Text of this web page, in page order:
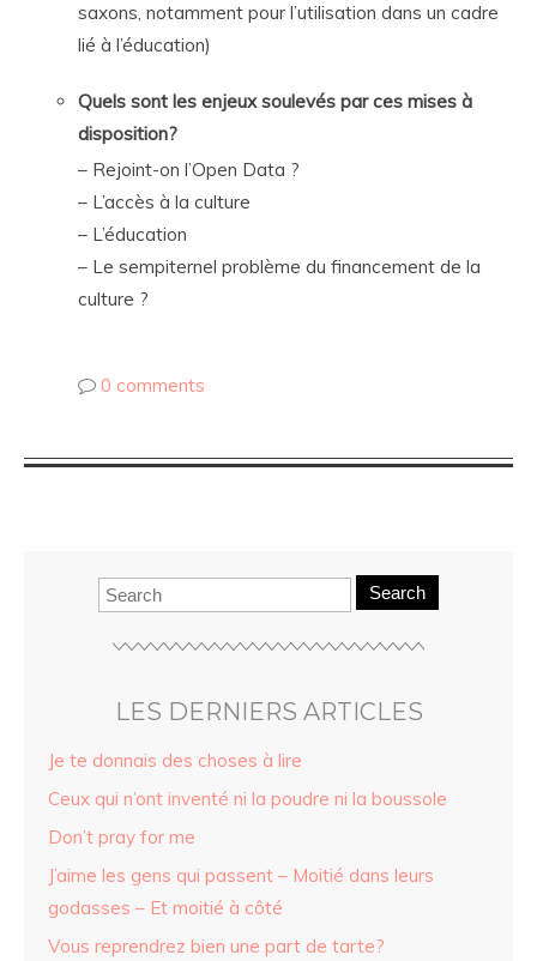
saxons, notamment pour l’utilisation dans un cadre
lié à l’éducation)
Quels sont les enjeux soulevés par ces mises à
disposition?
– Rejoint-on l’Open Data ?
– L’accès à la culture
– L’éducation
– Le sempiternel problème du financement de la
culture ?
0 comments
Search
LES DERNIERS ARTICLES
Je te donnais des choses à lire
Ceux qui n’ont inventé ni la poudre ni la boussole
Don’t pray for me
J’aime les gens qui passent – Moitié dans leurs
godasses – Et moitié à côté
Vous reprendrez bien une part de tarte?